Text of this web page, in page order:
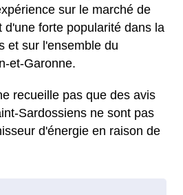
sur le marché de
d'une forte popularité dans la
et sur l'ensemble du
et-Garonne.
recueille pas que des avis
Sardossiens ne sont pas
d'énergie en raison de